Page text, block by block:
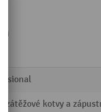
zátěžové kotvy a